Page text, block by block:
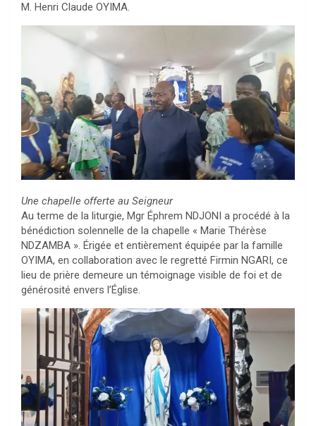
M. Henri Claude OYIMA.
Une chapelle offerte au Seigneur
Au terme de la liturgie, Mgr Éphrem NDJONI a procédé à la
bénédiction solennelle de la chapelle « Marie Thérèse
NDZAMBA ». Érigée et entièrement équipée par la famille
OYIMA, en collaboration avec le regretté Firmin NGARI, ce
lieu de prière demeure un témoignage visible de foi et de
générosité envers l’Église.